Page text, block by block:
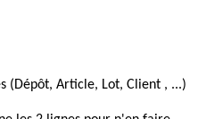
(Dépôt, Article, Lot, Client , ...)